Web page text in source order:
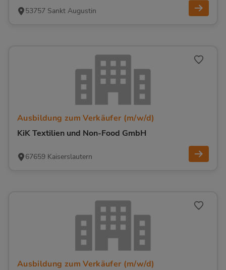
53757 Sankt Augustin
Ausbildung zum Verkäufer (m/w/d)
KiK Textilien und Non-Food GmbH
67659 Kaiserslautern
Ausbildung zum Verkäufer (m/w/d)